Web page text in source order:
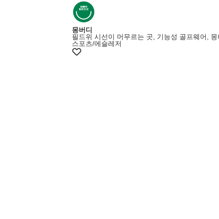
몽버디
필드위 시선이 머무르는 곳, 기능성 골프웨어, 몽
스포츠/에슬레저